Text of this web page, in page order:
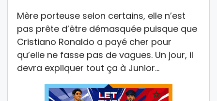
Mère porteuse selon certains, elle n’est
pas prête d’être démasquée puisque que
Cristiano Ronaldo a payé cher pour
qu’elle ne fasse pas de vagues. Un jour, il
devra expliquer tout ça à Junior…